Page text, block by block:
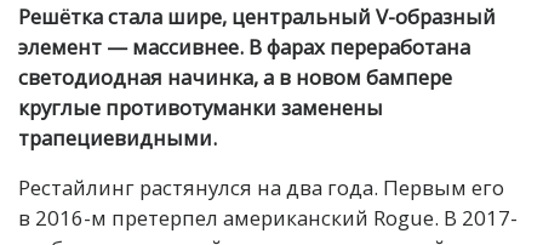
Решётка стала шире, центральный V-образный
элемент — массивнее. В фарах переработана
светодиодная начинка, а в новом бампере
круглые противотуманки заменены
трапециевидными.
Рестайлинг растянулся на два года. Первым его
в 2016-м претерпел американский Rogue. В 2017-